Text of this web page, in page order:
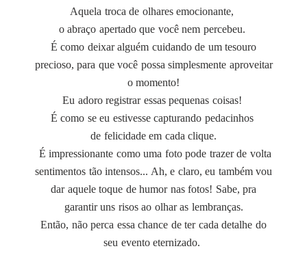
Aquela troca de olhares emocionante,
o abraço apertado que você nem percebeu.
É como deixar alguém cuidando de um tesouro
precioso, para que você possa simplesmente aproveitar
o momento!
Eu adoro registrar essas pequenas coisas!
É como se eu estivesse capturando pedacinhos
de felicidade em cada clique.
É impressionante como uma foto pode trazer de volta
sentimentos tão intensos... Ah, e claro, eu também vou
dar aquele toque de humor nas fotos! Sabe, pra
garantir uns risos ao olhar as lembranças.
Então, não perca essa chance de ter cada detalhe do
seu evento eternizado.